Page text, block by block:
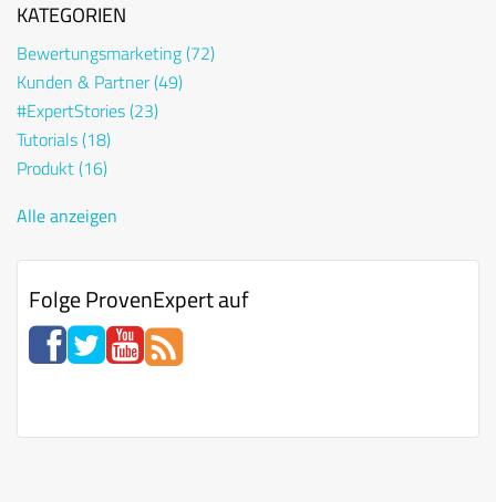
KATEGORIEN
Bewertungsmarketing(72)
Kunden & Partner(49)
#ExpertStories(23)
Tutorials(18)
Produkt(16)
Alle anzeigen
Folge ProvenExpert auf